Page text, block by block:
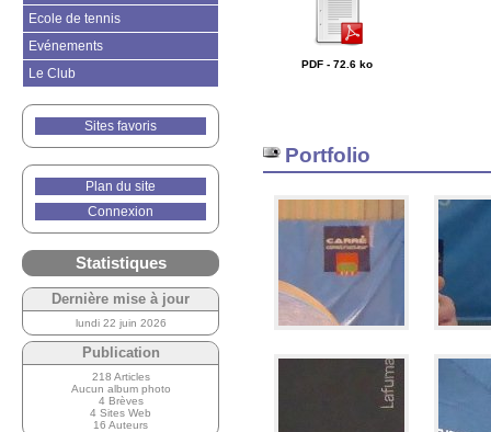
PDF - 72.6 ko
Portfolio
Ecole de tennis
Evénements
Le Club
Sites favoris
Plan du site
Connexion
Statistiques
Dernière mise à jour
lundi 22 juin 2026
Publication
218 Articles
Aucun album photo
4 Brèves
4 Sites Web
16 Auteurs